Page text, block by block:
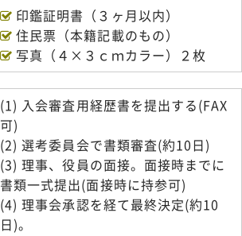
印鑑証明書（３ヶ月以内）
住民票（本籍記載のもの）
写真（４×３ｃｍカラー）２枚
(1) 入会審査用経歴書を提出する(FAX
可)
(2) 選考委員会で書類審査(約10日)
(3) 理事、役員の面接。面接時までに
書類一式提出(面接時に持参可)
(4) 理事会承認を経て最終決定(約10
日)。